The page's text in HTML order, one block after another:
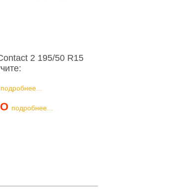
2 195/50 R15
подробнее...
подробнее...